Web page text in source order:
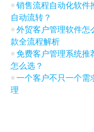
销售流程自动化软件
自动流转？
外贸客户管理软件怎
款全流程解析
免费客户管理系统推
怎么选？
一个客户不只一个需
理